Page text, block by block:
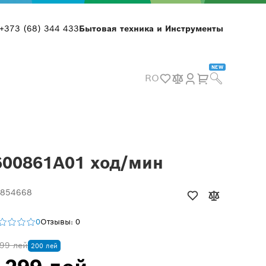
+373 (68) 344 433Бытовая техника и Инструменты
RO
NEW
ход/мин
0Отзывы: 0
лей 200 лей